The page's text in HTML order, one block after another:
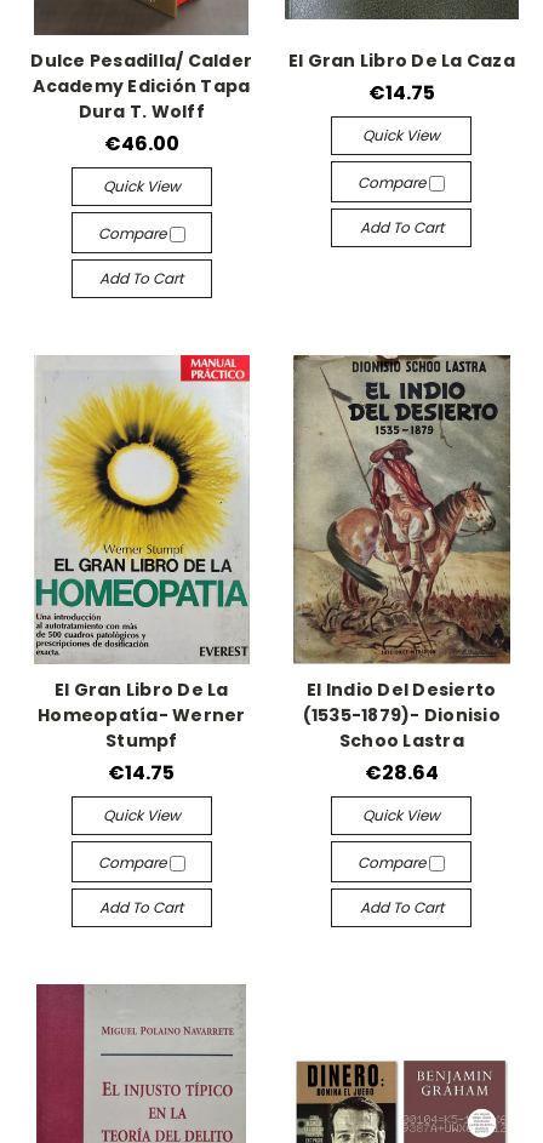
Dulce Pesadilla/ Calder
Academy Edición Tapa
Dura T. Wolff
€46.00
Quick View
Compare
Add To Cart
El Gran Libro De La Caza
€14.75
Quick View
Compare
Add To Cart
El Gran Libro De La
Homeopatía- Werner
Stumpf
€14.75
Quick View
Compare
Add To Cart
El Indio Del Desierto
(1535-1879)- Dionisio
Schoo Lastra
€28.64
Quick View
Compare
Add To Cart